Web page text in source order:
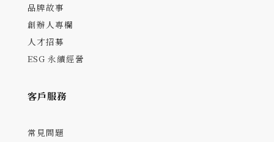
品牌故事
創辦人專欄
人才招募
ESG 永續經營
客戶服務
常見問題